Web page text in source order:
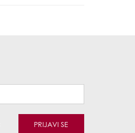
PRIJAVI SE